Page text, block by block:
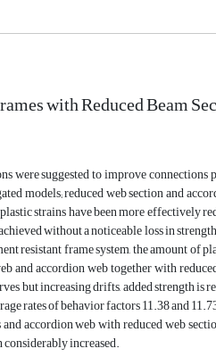
with Reduced Beam
were suggested to improve
models; reduced web section and
strains have been more
without a noticeable loss in
resistant frame system, the amount of
and accordion web together with
but increasing drifts, added strength
rates of behavior factors 11.38 and
accordion web with reduced web
considerably increased.